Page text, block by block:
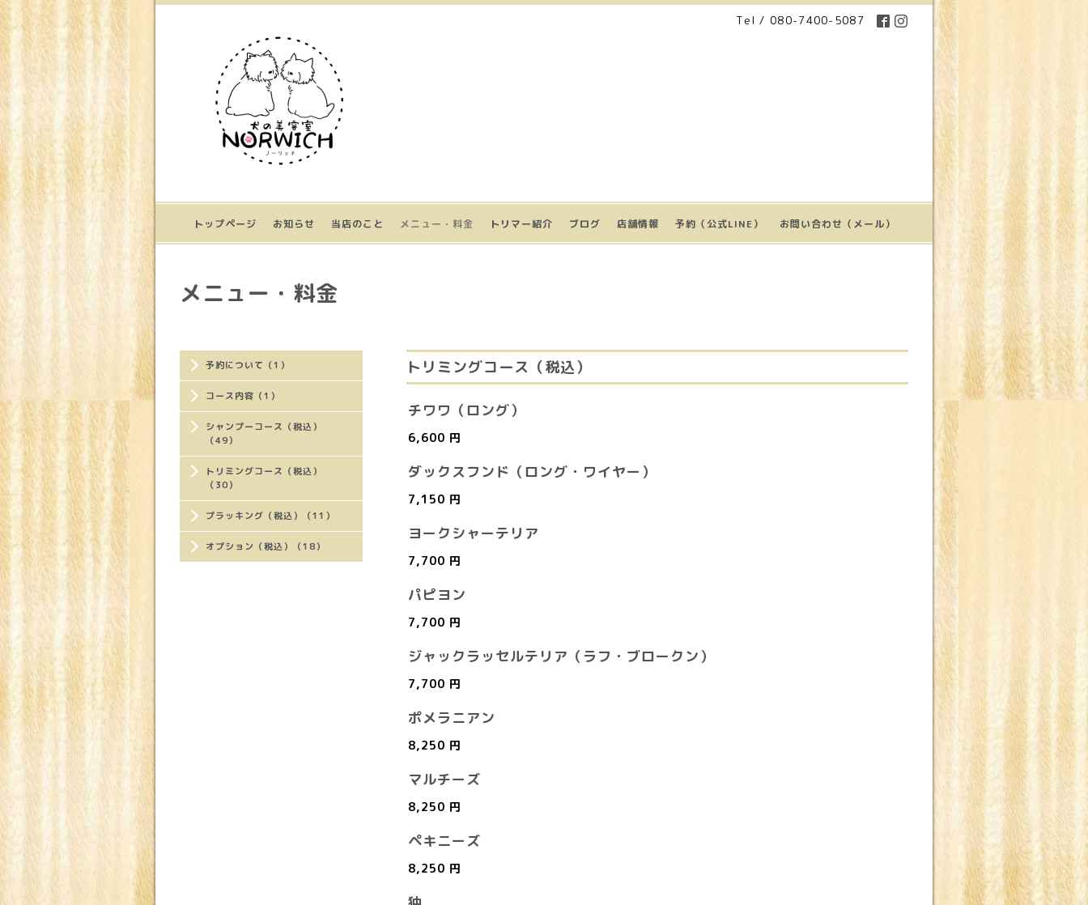
Tel / 080-7400-5087
トップページ お知らせ 当店のこと メニュー・料金 トリマー紹介 ブログ 店舗情報 予約（公式LINE） お問い合わせ（メール）
予約について（1）
コース内容（1）
シャンプーコース（税込）
（49）
トリミングコース（税込）
（30）
プラッキング（税込）（11）
オプション（税込）（18）
メニュー・料金
トリミングコース（税込）
チワワ（ロング）
6,600 円
ダックスフンド（ロング・ワイヤー）
7,150 円
ヨークシャーテリア
7,700 円
パピヨン
7,700 円
ジャックラッセルテリア（ラフ・ブロークン）
7,700 円
ポメラニアン
8,250 円
マルチーズ
8,250 円
ペキニーズ
8,250 円